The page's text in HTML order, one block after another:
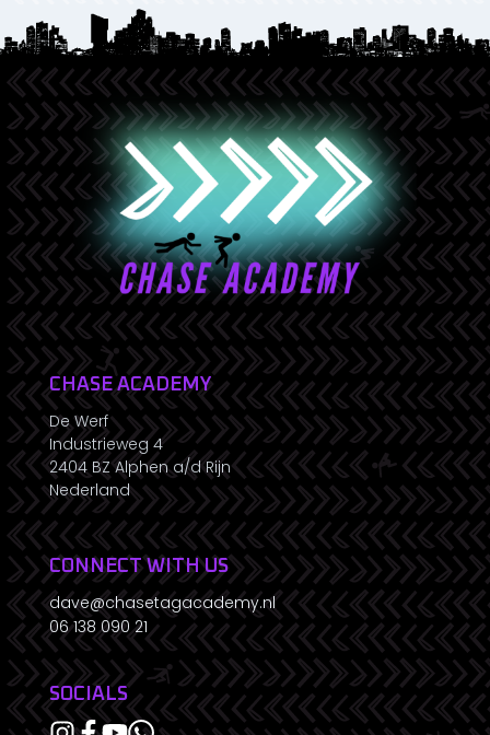
CHASE ACADEMY
De Werf
Industrieweg 4
2404 BZ Alphen a/d Rijn
Nederland
CONNECT WITH US
dave@chasetagacademy.nl
06 138 090 21
SOCIALS